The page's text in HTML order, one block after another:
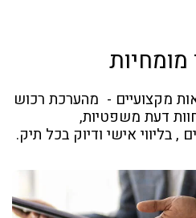
מומחיות
בליווי אישי ודיוק בכל תיק.